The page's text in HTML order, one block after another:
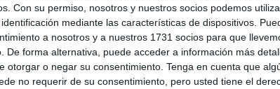
Con su permiso, nosotros y nuestros socios podemos
mediante las características de dispositivos.
a nosotros y a nuestros 1731 socios para que
De forma alternativa, puede acceder a información más
otorgar o negar su consentimiento. Tenga en cuenta que
no requerir de su consentimiento, pero usted tiene el